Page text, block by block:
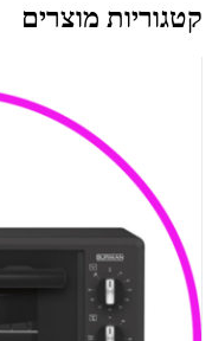
קטגוריות מוצרים